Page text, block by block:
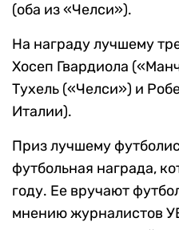
(оба из «Челси»).
На награду лучшему
Хосеп Гвардиола
Тухель («Челси») и
Италии).
Приз лучшему
футбольная награда,
году. Ее вручают
мнению журналистов